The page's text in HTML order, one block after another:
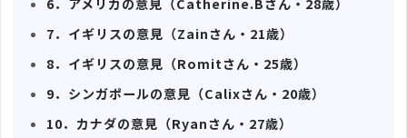
7．イギリスの意見（Zainさん・21歳）
8．イギリスの意見（Romitさん・25歳）
9．シンガポールの意見（Calixさん・20歳）
10．カナダの意見（Ryanさん・27歳）